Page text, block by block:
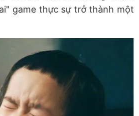
game thực sự trở thành một